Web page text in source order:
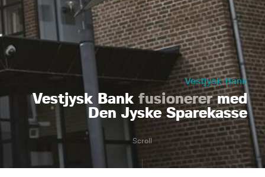
Vestjysk Bank
Vestjysk Bank fusionerermed
Den Jyske Sparekasse
Scroll